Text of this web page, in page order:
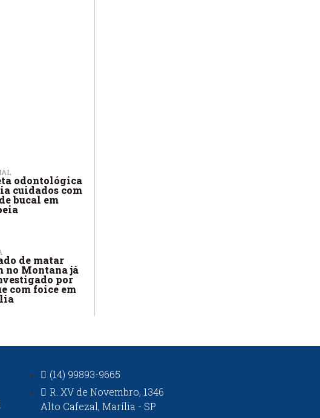
odontológica
cuidados com
bucal em
de matar
no Montana já
por
com foice em
(14) 99893-9665
R. XV de Novembro, 1346
Alto Cafezal, Marília - SP